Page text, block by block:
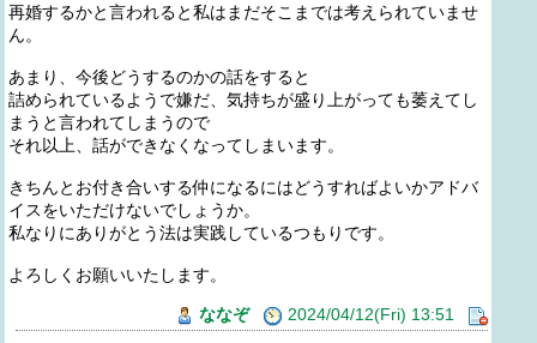
再婚するかと言われると私はまだそこまでは考えられていませ
ん。
あまり、今後どうするのかの話をすると
詰められているようで嫌だ、気持ちが盛り上がっても萎えてし
まうと言われてしまうので
それ以上、話ができなくなってしまいます。
きちんとお付き合いする仲になるにはどうすればよいかアドバ
イスをいただけないでしょうか。
私なりにありがとう法は実践しているつもりです。
よろしくお願いいたします。
ななぞ 2024/04/12(Fri) 13:51